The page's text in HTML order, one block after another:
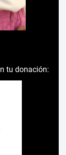
tu donación: